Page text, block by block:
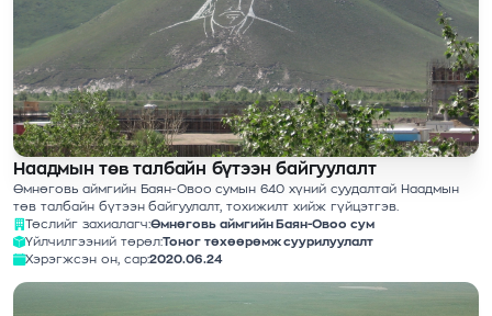
Наадмын төв талбайн бүтээн байгуулалт
Өмнөговь аймгийн Баян-Овоо сумын 640 хүний ​​суудалтай Наадмын
төв талбайн бүтээн байгуулалт, тохижилт хийж гүйцэтгэв.
Төслийг захиалагч:Өмнөговь аймгийн Баян-Овоо сум
Үйлчилгээний төрөл:Тоног төхөөрөмж суурилуулалт
Хэрэгжсэн он, сар:2020.06.24